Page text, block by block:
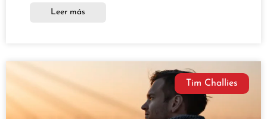
Leer más
Tim Challies